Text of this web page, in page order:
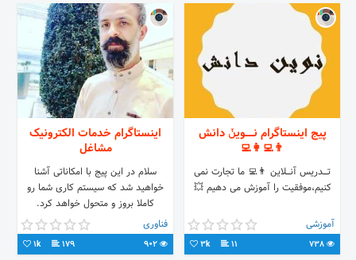
پیج اینستاگرام نـــــویـݩ دانش
👨‍💻👩‍💻
تـــــدریس آنـــــلاین 👨‍💻 ما تجارت نمی
کنیم،موفقیت را آموزش می دهیم 💥
آموزشی
11
3k
اینستاگرام خدمات الکترونیک
مشاغل
سلام در این پیج با امکاناتی آشنا
خواهید شد که سیستم کاری شما رو
کاملا بروز و متحول خواهد کرد.
کارشناس ارشد فروش 1)کارت ویزیت
الکترونیک 2)کد های ussd (ستاره مربع
)خطوط جدید تلفن همراه برای صاحبین
فناوری
179
1k